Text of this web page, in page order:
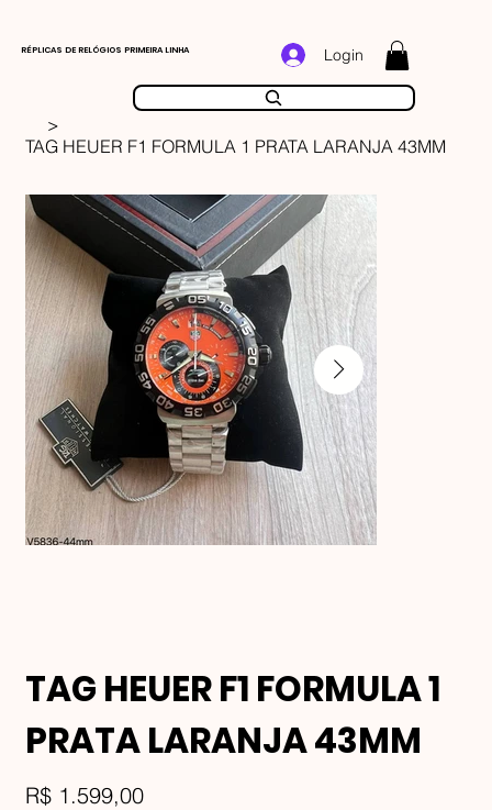
RÉPLICAS DE RELÓGIOS PRIMEIRA LINHA Login
>
TAG HEUER F1 FORMULA 1 PRATA LARANJA 43MM
TAG HEUER F1 FORMULA 1
PRATA LARANJA 43MM
Preço
R$ 1.599,00